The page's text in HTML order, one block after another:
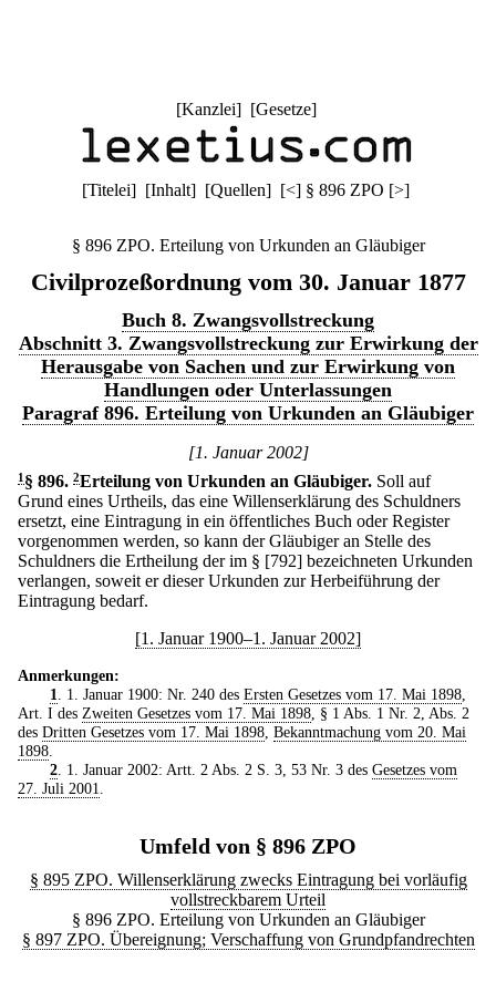
[Kanzlei] [Gesetze]
[Titelei] [Inhalt] [Quellen] [<] § 896 ZPO [>]
§ 896 ZPO. Erteilung von Urkunden an Gläubiger
Civilprozeßordnung vom 30. Januar 1877
Buch 8. Zwangsvollstreckung
Abschnitt 3. Zwangsvollstreckung zur Erwirkung der
Herausgabe von Sachen und zur Erwirkung von
Handlungen oder Unterlassungen
Paragraf 896. Erteilung von Urkunden an Gläubiger
[1. Januar 2002]
1 § 896. 2Erteilung von Urkunden an Gläubiger. Soll auf
Grund eines Urtheils, das eine Willenserklärung des Schuldners
ersetzt, eine Eintragung in ein öffentliches Buch oder Register
vorgenommen werden, so kann der Gläubiger an Stelle des
Schuldners die Ertheilung der im § [792] bezeichneten Urkunden
verlangen, soweit er dieser Urkunden zur Herbeiführung der
Eintragung bedarf.
[1. Januar 1900–1. Januar 2002]
Anmerkungen:
1
. 1. Januar 1900: Nr. 240 des Ersten Gesetzes vom 17. Mai 1898,
Art. I des Zweiten Gesetzes vom 17. Mai 1898 , § 1 Abs. 1 Nr. 2, Abs. 2
des Dritten Gesetzes vom 17. Mai 1898 Bekanntmachung vom 20. Mai
1898
2. 1. Januar 2002: Artt. 2 Abs. 2 S. 3, 53 Nr. 3 des Gesetzes vom
27. Juli 2001
Umfeld von § 896 ZPO
§ 895 ZPO. Willenserklärung zwecks Eintragung bei vorläufig
vollstreckbarem Urteil
§ 896 ZPO. Erteilung von Urkunden an Gläubiger
§ 897 ZPO. Übereignung; Verschaffung von Grundpfandrechten